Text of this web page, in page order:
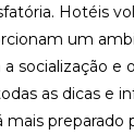
Hotéis
um
socialização e
as dicas e
mais preparado